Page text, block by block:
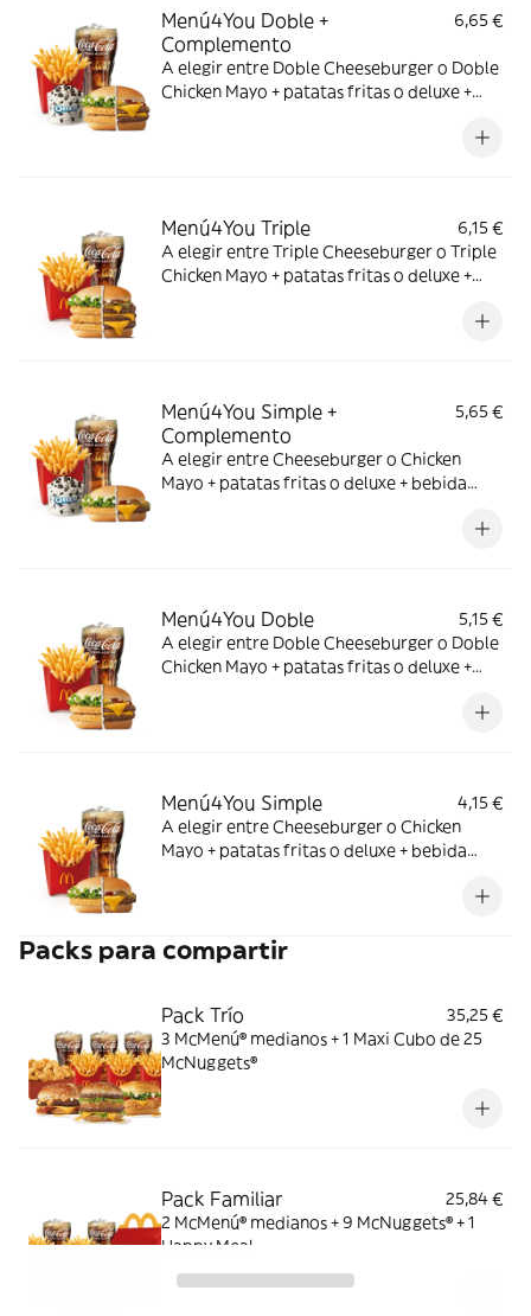
Menú4You Doble +
Complemento
6,65 €
A elegir entre Doble Cheeseburger o Doble
Chicken Mayo + patatas fritas o deluxe +
Menú4You Triple
6,15 €
A elegir entre Triple Cheeseburger o Triple
Chicken Mayo + patatas fritas o deluxe +
Menú4You Simple +
Complemento
5,65 €
A elegir entre Cheeseburger o Chicken
Mayo + patatas fritas o deluxe + bebida
Menú4You Doble
5,15 €
A elegir entre Doble Cheeseburger o Doble
Chicken Mayo + patatas fritas o deluxe +
Menú4You Simple
4,15 €
A elegir entre Cheeseburger o Chicken
Mayo + patatas fritas o deluxe + bebida
Packs para compartir
Pack Trío
35,25 €
3 McMenú® medianos + 1 Maxi Cubo de 25
McNuggets®
Pack Familiar
25,84 €
2 McMenú® medianos + 9 McNuggets® + 1
Happy Meal